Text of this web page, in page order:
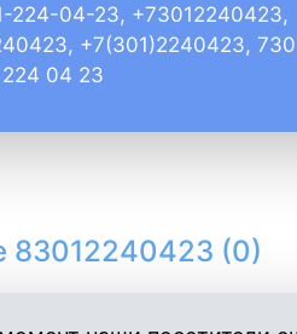
224-04-23, +73012240423,
+7(301)2240423,
04 23
83012240423 (0)